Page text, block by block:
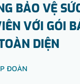
BẢO VỆ
VỚI GÓI
DIỆN
ĐOÀN